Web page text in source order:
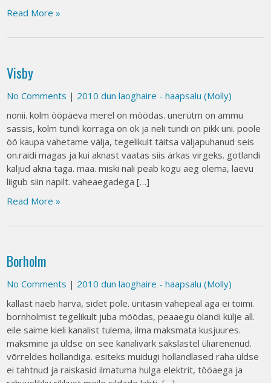
Read More »
Visby
No Comments | 2010 dun laoghaire - haapsalu (Molly)
nonii. kolm ööpäeva merel on möödas. unerütm on ammu
sassis, kolm tundi korraga on ok ja neli tundi on pikk uni. poole
öö kaupa vahetame välja, tegelikult täitsa väljapuhanud seis
on.raidi magas ja kui aknast vaatas siis ärkas virgeks. gotlandi
kaljud akna taga. maa. miski nali peab kogu aeg olema, laevu
liigub siin napilt. vaheaegadega […]
Read More »
Borholm
No Comments | 2010 dun laoghaire - haapsalu (Molly)
kallast näeb harva, sidet pole. üritasin vahepeal aga ei toimi.
bornholmist tegelikult juba möödas, peaaegu ölandi külje all.
eile saime kieli kanalist tulema, ilma maksmata kusjuures.
maksmine ja üldse on see kanalivärk sakslastel üliarenenud.
võrreldes hollandiga. esiteks muidugi hollandlased raha üldse
ei tahtnud ja raiskasid ilmatuma hulga elektrit, tööaega ja